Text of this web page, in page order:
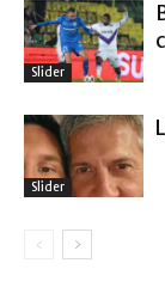
Slider
Slider